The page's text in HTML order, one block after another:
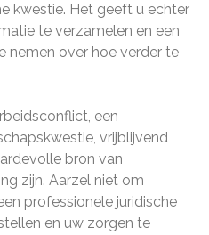
kwestie. Het geeft u echter
te verzamelen en een
nemen over hoe verder te
een
vrijblijvend
bron van
zijn. Aarzel niet om
professionele juridische
en uw zorgen te